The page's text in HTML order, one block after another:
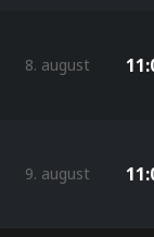
8. august
9. august